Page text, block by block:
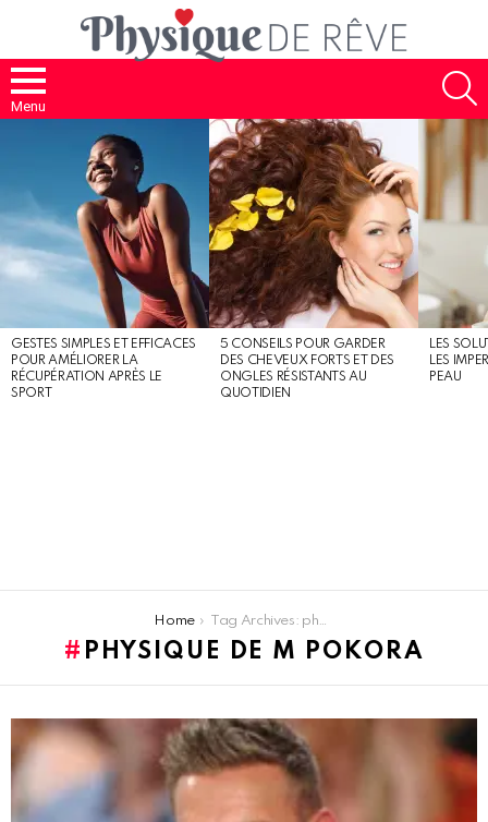
Menu
GESTES SIMPLES ET EFFICACES
POUR AMÉLIORER LA
RÉCUPÉRATION APRÈS LE
SPORT
5 CONSEILS POUR GARDER
DES CHEVEUX FORTS ET DES
ONGLES RÉSISTANTS AU
QUOTIDIEN
LES
LES
PEAU
Home Tag Archives: physique de m pokora
PHYSIQUE DE M POKORA
LATEST
STORIES